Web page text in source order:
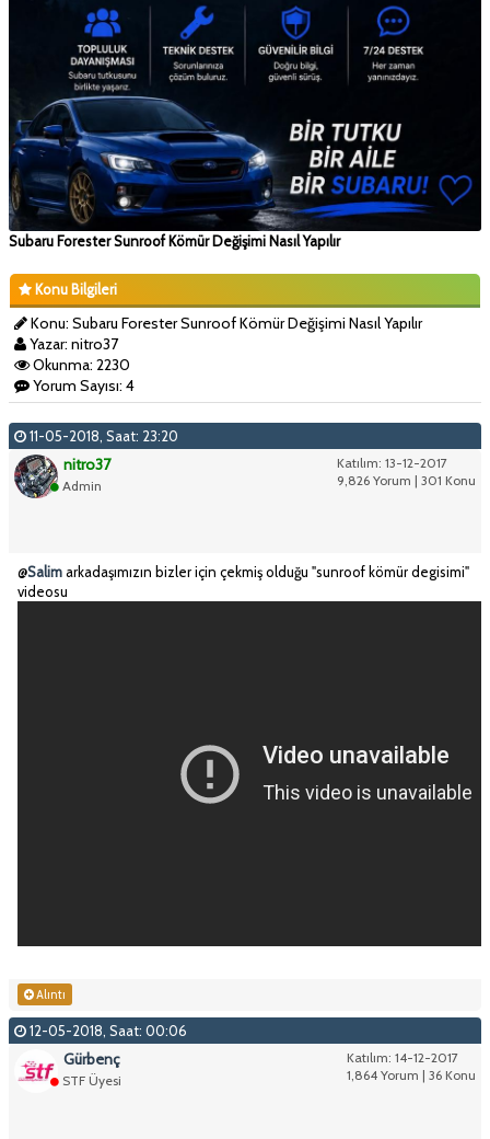
Subaru Forester Sunroof Kömür Değişimi Nasıl Yapılır
Konu Bilgileri
Konu: Subaru Forester Sunroof Kömür Değişimi Nasıl Yapılır
Yazar: nitro37
Okunma: 2230
Yorum Sayısı: 4
11-05-2018, Saat: 23:20
Katılım: 13-12-2017
9,826 Yorum | 301 Konu
nitro37
Admin
@Salimarkadaşımızın bizler için çekmiş olduğu "sunroof kömür degisimi"
videosu
Alıntı
12-05-2018, Saat: 00:06
Katılım: 14-12-2017
1,864 Yorum | 36 Konu
Gürbenç
STF Üyesi